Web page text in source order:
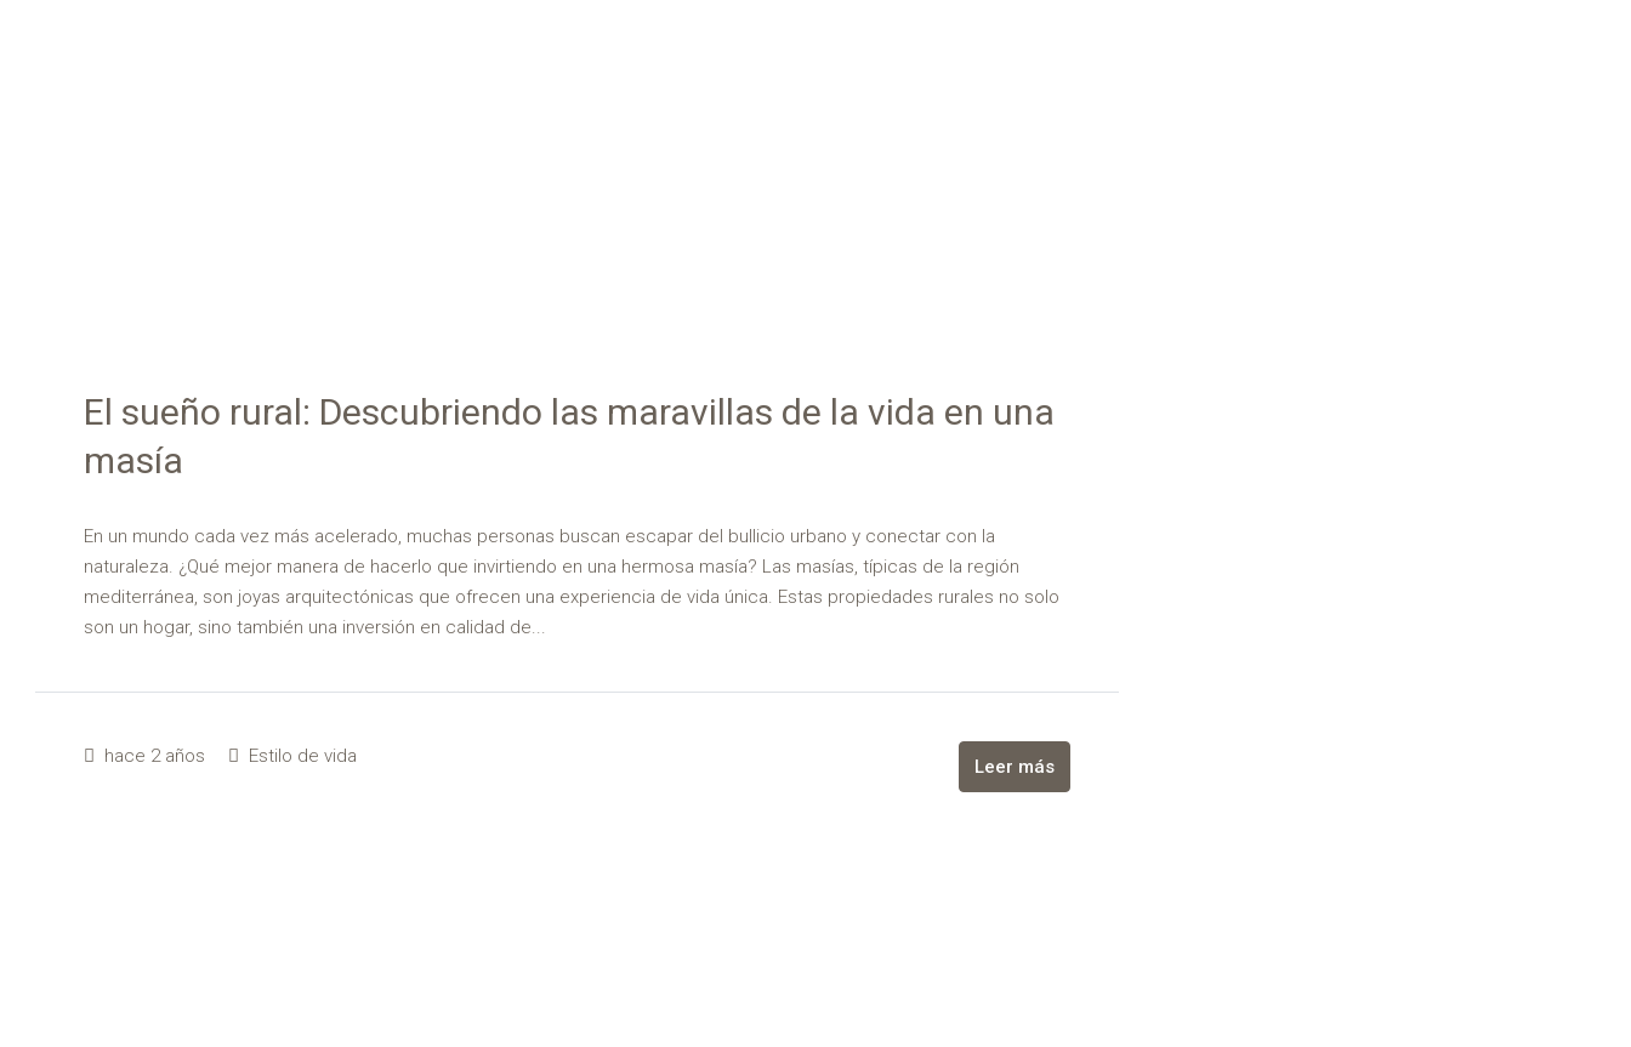
El sueño rural: Descubriendo las maravillas de la vida en una
masía
En un mundo cada vez más acelerado, muchas personas buscan escapar del bullicio urbano y conectar con la
naturaleza. ¿Qué mejor manera de hacerlo que invirtiendo en una hermosa masía? Las masías, típicas de la región
mediterránea, son joyas arquitectónicas que ofrecen una experiencia de vida única. Estas propiedades rurales no solo
son un hogar, sino también una inversión en calidad de...
hace 2 años Estilo de vida Leer más